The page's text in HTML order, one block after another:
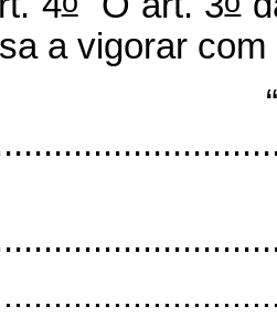
a vigorar